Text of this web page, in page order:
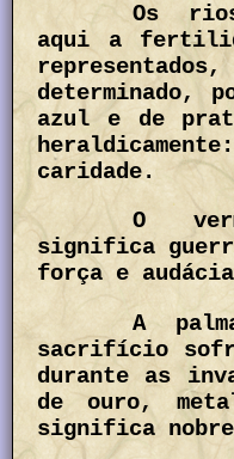
Os
aqui a
determinado,
azul e de
caridade.
O
significa
força e
A
sacrifício
durante as
de ouro,
significa